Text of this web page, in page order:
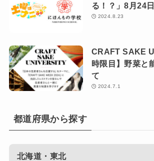
る！？」8月24
2024.8.23
CRAFT SAKE
時限目】野菜と
て
2024.7.1
都道府県から探す
北海道・東北